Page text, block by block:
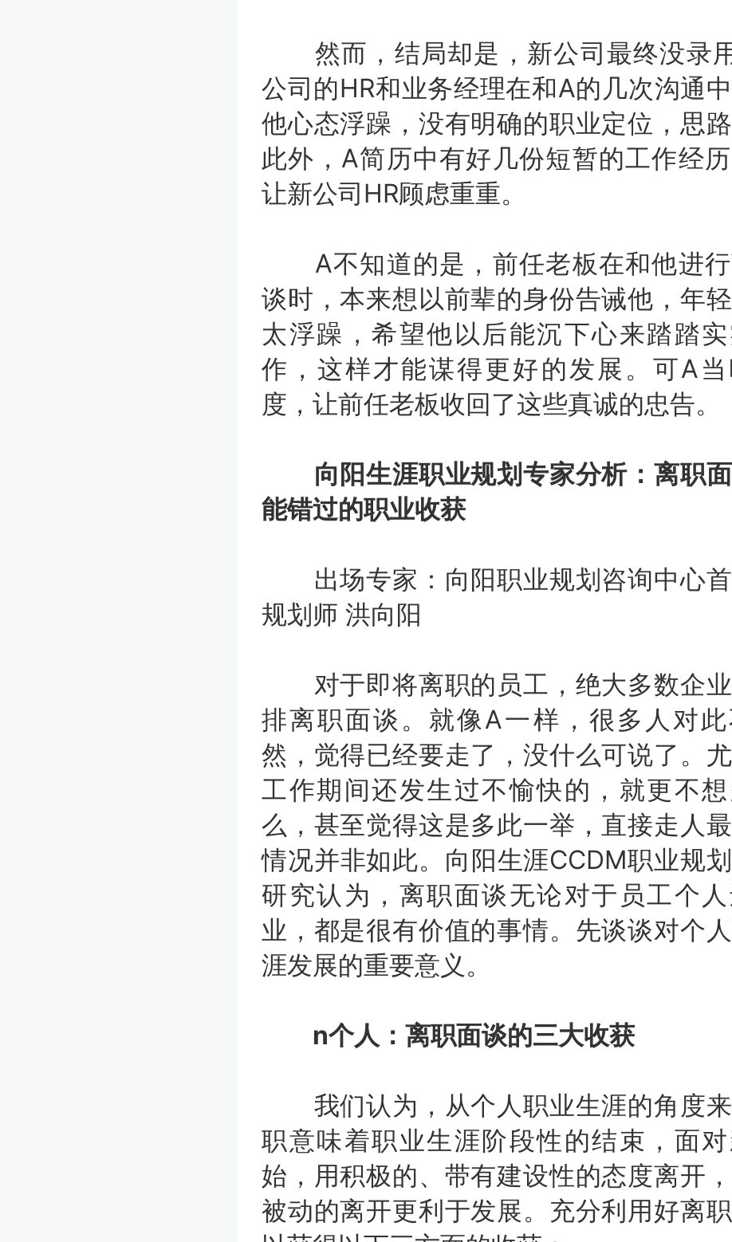
然而，结局却是，新公司最终没录
公司的HR和业务经理在和A的几次沟通
他心态浮躁，没有明确的职业定位，思路
此外，A简历中有好几份短暂的工作经
让新公司HR顾虑重重。
A不知道的是，前任老板在和他进行
谈时，本来想以前辈的身份告诫他，年
太浮躁，希望他以后能沉下心来踏踏
作，这样才能谋得更好的发展。可A
度，让前任老板收回了这些真诚的忠告。
向阳生涯职业规划专家分析：离职
能错过的职业收获
出场专家：向阳职业规划咨询中心
规划师 洪向阳
对于即将离职的员工，绝大多数企
排离职面谈。就像A一样，很多人对此
然，觉得已经要走了，没什么可说了。
工作期间还发生过不愉快的，就更不
么，甚至觉得这是多此一举，直接走人最
情况并非如此。向阳生涯CCDM职业规
研究认为，离职面谈无论对于员工个
业，都是很有价值的事情。先谈谈对个
涯发展的重要意义。
n个人：离职面谈的三大收获
我们认为，从个人职业生涯的角度
职意味着职业生涯阶段性的结束，面
始，用积极的、带有建设性的态度离开
被动的离开更利于发展。充分利用好离